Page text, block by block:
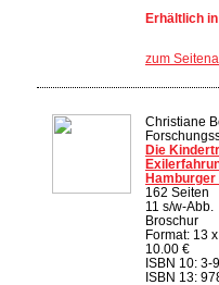
Erhältlich
zum
Christiane
Die
Hamburger
162 Seiten
11 s/w-Abb.
Broschur
Format: 13
10.00 €
ISBN 10: 3-
ISBN 13: